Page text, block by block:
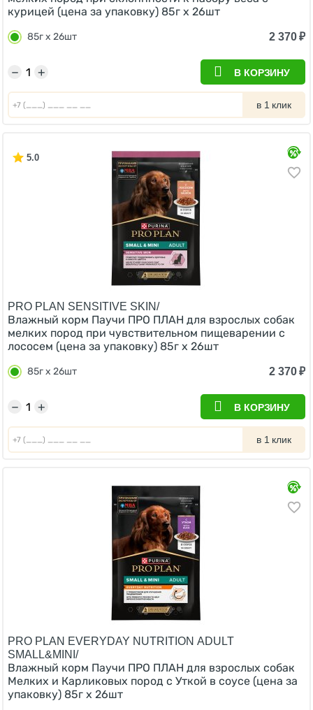
курицей (цена за упаковку) 85г х 26шт
85г х 26шт 2 370₽
+
− В КОРЗИНУ
в 1 клик
5.0
PRO PLAN SENSITIVE SKIN/
Влажный корм Паучи ПРО ПЛАН для взрослых собак
мелких пород при чувствительном пищеварении с
лососем (цена за упаковку) 85г х 26шт
85г х 26шт 2 370₽
+
− В КОРЗИНУ
в 1 клик
PRO PLAN EVERYDAY NUTRITION ADULT
SMALL&MINI/
Влажный корм Паучи ПРО ПЛАН для взрослых собак
Мелких и Карликовых пород с Уткой в соусе (цена за
упаковку) 85г х 26шт